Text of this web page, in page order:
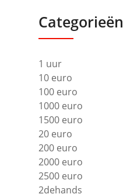
Categorieën
1 uur
10 euro
100 euro
1000 euro
1500 euro
20 euro
200 euro
2000 euro
2500 euro
2dehands